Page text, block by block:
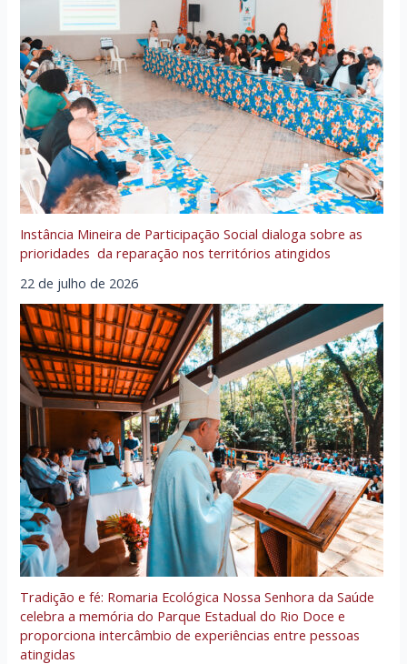
Instância Mineira de Participação Social dialoga sobre as
prioridades da reparação nos territórios atingidos
22 de julho de 2026
Tradição e fé: Romaria Ecológica Nossa Senhora da Saúde
celebra a memória do Parque Estadual do Rio Doce e
proporciona intercâmbio de experiências entre pessoas
atingidas